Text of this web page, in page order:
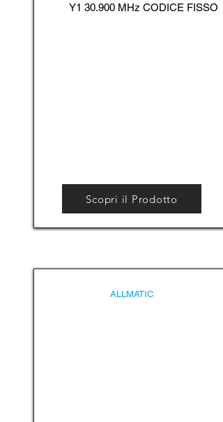
Y1 30.900 MHz CODICE FISSO
Scopri il Prodotto
ALLMATIC